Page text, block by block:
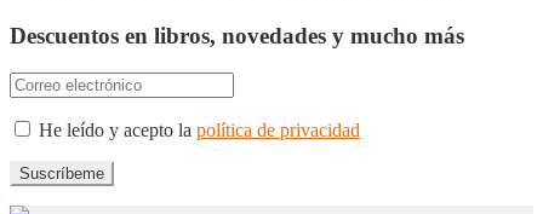
Descuentos en libros, novedades y mucho más
He leído y acepto la política de privacidad